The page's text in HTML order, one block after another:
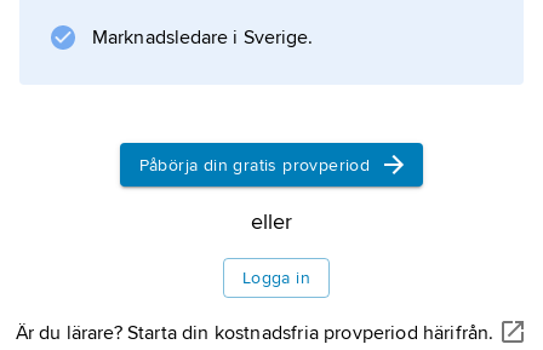
, som omfattar ca 200 arter ett- till fleråriga
Marknadsledare i Sverige.
Påbörja din gratis provperiod
eller
Logga in
Är du lärare? Starta din kostnadsfria provperiod härifrån.